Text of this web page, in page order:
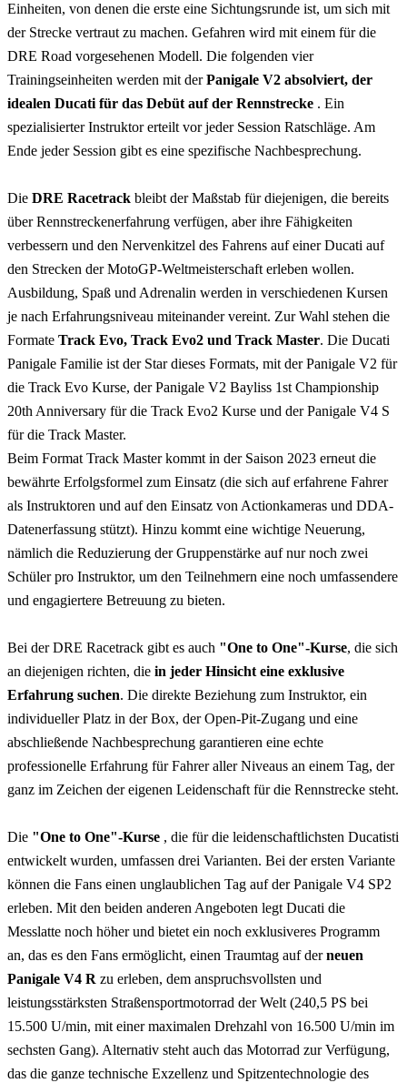
Einheiten, von denen die erste eine Sichtungsrunde ist, um sich mit
der Strecke vertraut zu machen. Gefahren wird mit einem für die
DRE Road vorgesehenen Modell. Die folgenden vier
Trainingseinheiten werden mit derPanigale V2 absolviert, der
idealen Ducati für das Debüt auf der Rennstrecke . Ein
spezialisierter Instruktor erteilt vor jeder Session Ratschläge. Am
Ende jeder Session gibt es eine spezifische Nachbesprechung.
Die DRE Racetrack bleibt der Maßstab für diejenigen, die bereits
über Rennstreckenerfahrung verfügen, aber ihre Fähigkeiten
verbessern und den Nervenkitzel des Fahrens auf einer Ducati auf
den Strecken der MotoGP-Weltmeisterschaft erleben wollen.
Ausbildung, Spaß und Adrenalin werden in verschiedenen Kursen
je nach Erfahrungsniveau miteinander vereint. Zur Wahl stehen die
Formate Track Evo, Track Evo2 und Track Master. Die Ducati
Panigale Familie ist der Star dieses Formats, mit der Panigale V2 für
die Track Evo Kurse, der Panigale V2 Bayliss 1st Championship
20th Anniversary für die Track Evo2 Kurse und der Panigale V4 S
für die Track Master.
Beim Format Track Master kommt in der Saison 2023 erneut die
bewährte Erfolgsformel zum Einsatz (die sich auf erfahrene Fahrer
als Instruktoren und auf den Einsatz von Actionkameras und DDA-
Datenerfassung stützt). Hinzu kommt eine wichtige Neuerung,
nämlich die Reduzierung der Gruppenstärke auf nur noch zwei
Schüler pro Instruktor, um den Teilnehmern eine noch umfassendere
und engagiertere Betreuung zu bieten.
Bei der DRE Racetrack gibt es auch "One to One"-Kurse, die sich
an diejenigen richten, die in jeder Hinsicht eine exklusive
Erfahrung suchen. Die direkte Beziehung zum Instruktor, ein
individueller Platz in der Box, der Open-Pit-Zugang und eine
abschließende Nachbesprechung garantieren eine echte
professionelle Erfahrung für Fahrer aller Niveaus an einem Tag, der
ganz im Zeichen der eigenen Leidenschaft für die Rennstrecke steht.
Die "One to One"-Kurse , die für die leidenschaftlichsten Ducatisti
entwickelt wurden, umfassen drei Varianten. Bei der ersten Variante
können die Fans einen unglaublichen Tag auf der Panigale V4 SP2
erleben. Mit den beiden anderen Angeboten legt Ducati die
Messlatte noch höher und bietet ein noch exklusiveres Programm
an, das es den Fans ermöglicht, einen Traumtag auf derneuen
Panigale V4 R zu erleben, dem anspruchsvollsten und
leistungsstärksten Straßensportmotorrad der Welt (240,5 PS bei
15.500 U/min, mit einer maximalen Drehzahl von 16.500 U/min im
sechsten Gang). Alternativ steht auch das Motorrad zur Verfügung,
das die ganze technische Exzellenz und Spitzentechnologie des